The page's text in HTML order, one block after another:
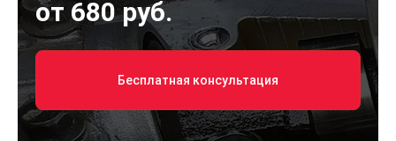
от 680 руб.
Бесплатная консультация